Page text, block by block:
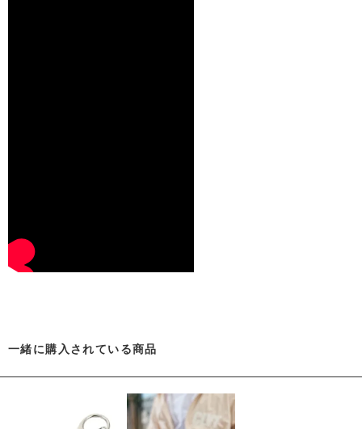
一緒に購入されている商品